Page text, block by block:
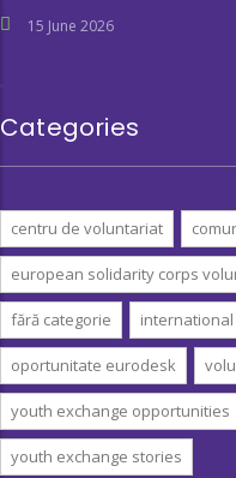
15 June 2026
Categories
centru de voluntariat
european solidarity corps
fără categorie
oportunitate eurodesk
youth exchange opportunities
youth exchange stories